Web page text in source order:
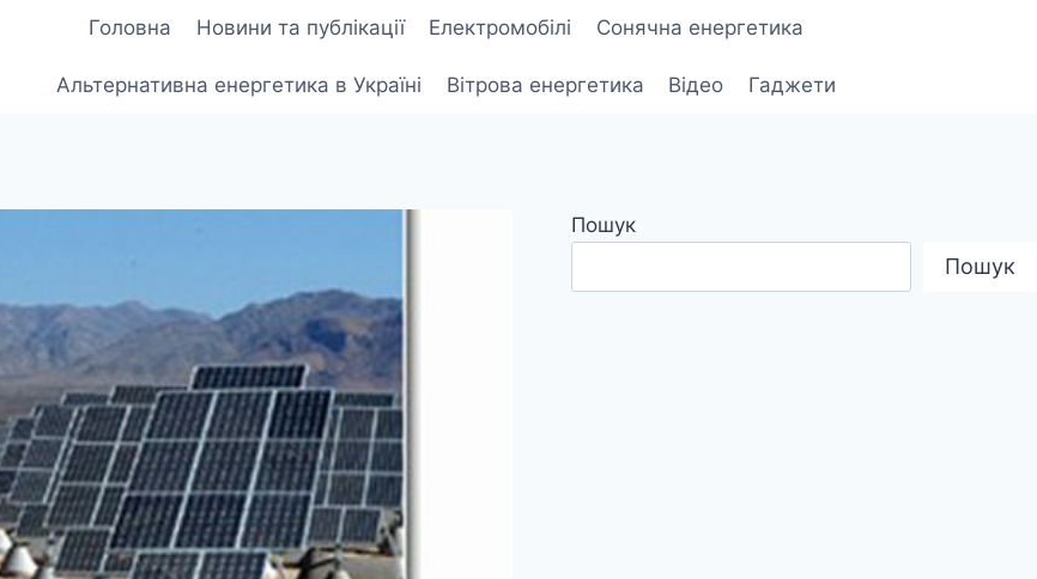
Головна Новини та публікації Електромобілі Сонячна енергетика
Альтернативна енергетика в Україні Вітрова енергетика Відео Гаджети
Пошук
Пошук